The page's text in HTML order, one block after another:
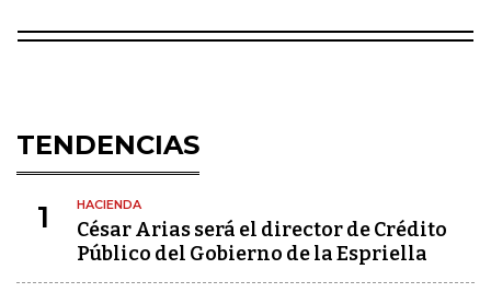
TENDENCIAS
1 HACIENDA
César Arias será el director de Crédito
Público del Gobierno de la Espriella